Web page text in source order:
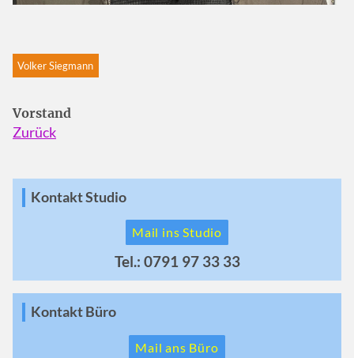
Volker Siegmann
Vorstand
Zurück
Kontakt Studio
Mail ins Studio
Tel.: 0791 97 33 33
Kontakt Büro
Mail ans Büro